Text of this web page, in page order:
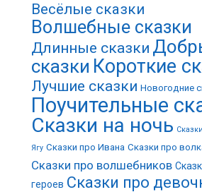
Весёлые сказки
Волшебные сказки
Длинные сказки
сказки Короткие
Лучшие сказки Новогодние
Поучительные
Сказки на ночь
Ягу Сказки про Ивана Сказки про
Сказки про волшебников
героев Сказки про